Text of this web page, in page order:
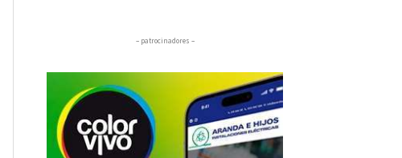
– patrocinadores –